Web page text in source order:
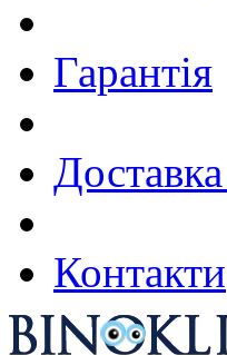
Гарантія
Контакти